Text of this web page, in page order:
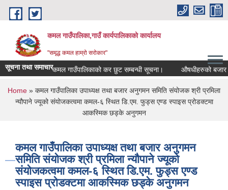
Skip to main content
कमल गाउँपालिका,गाउँ कार्यपालिकाको कार्यालय
"समृद्ध कमल हाम्रो सरोकार"
सूचना तथा समाचारकमल गाउँपालिकाको कर छुट सम्बन्धी सूचना। औषधीहरुको बजार
You are here
Home » कमल गाउँपालिका उपाध्यक्ष तथा बजार अनुगमन समिति संयोजक श्री प्रमिला
न्यौपाने ज्यूको संयोजकत्वमा कमल-६ स्थित डि.एम. फुड्स एण्ड स्पाइस प्रोडक्टमा
आकस्मिक छड्के अनुगमन
कमल गाउँपालिका उपाध्यक्ष तथा बजार अनुगमन
समिति संयोजक श्री प्रमिला न्यौपाने ज्यूको
संयोजकत्वमा कमल-६ स्थित डि.एम. फुड्स एण्ड
स्पाइस प्रोडक्टमा आकस्मिक छड्के अनुगमन